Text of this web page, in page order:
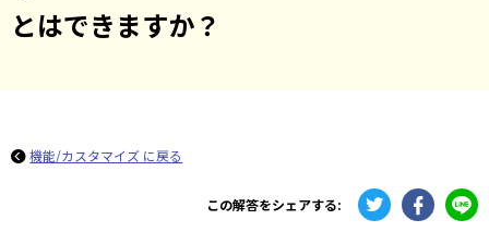
とはできますか？
機能/カスタマイズ に戻る
この解答をシェアする: